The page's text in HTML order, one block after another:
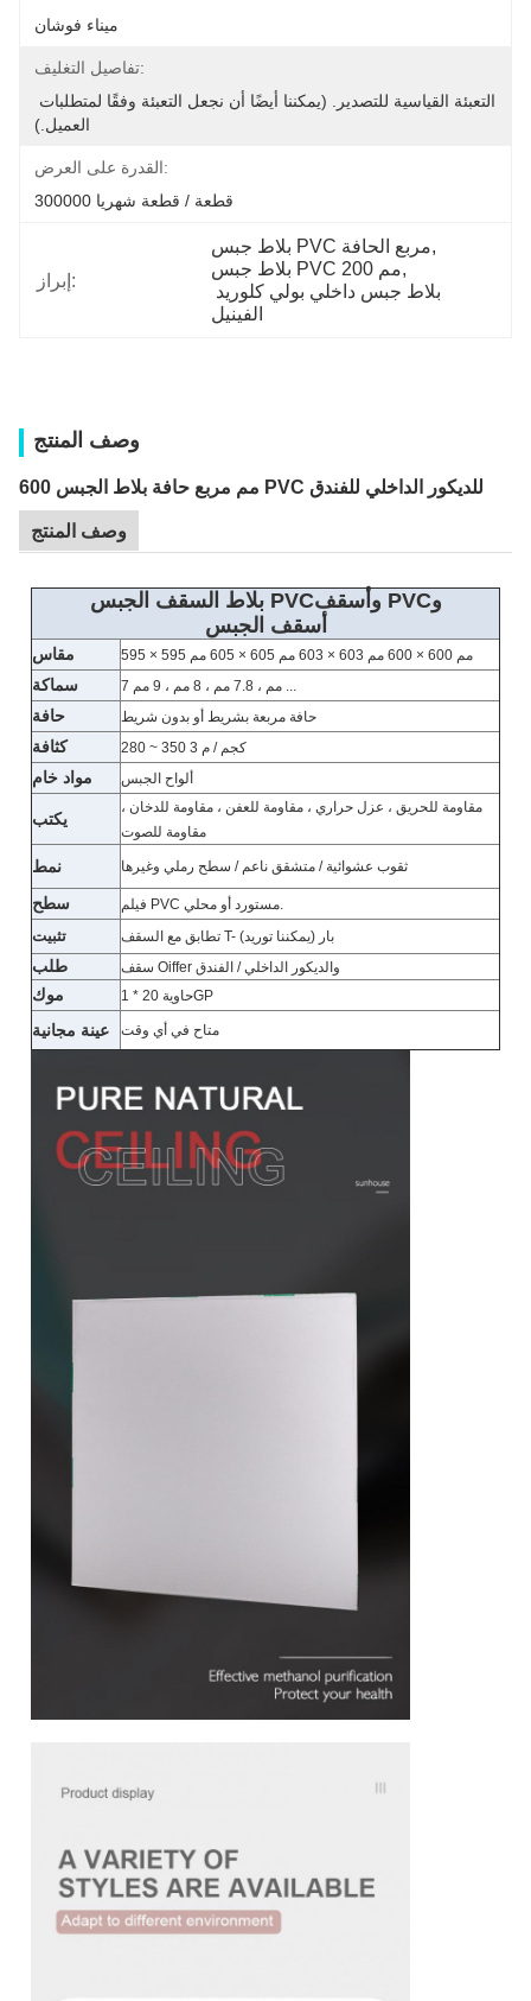
ميناء فوشان
تفاصيل التغليف:
العميل.)
القدرة على العرض:
300000 قطعة / قطعة شهريا
إبراز:
بلاط جبس PVC مربع الحافة,
بلاط جبس PVC 200 مم,
الفينيل
وصف المنتج
600 مم مربع حافة بلاط الجبس PVC للديكور الداخلي للفندق
وصف المنتج
بلاط السقف الجبس PVC و أسقف PVCو
أسقف الجبس
مقاس 595 × 595 مم 600 × 600 مم 603 × 603 مم 605 × 605 مم
سماكة 7 مم ، 7.8 مم ، 8 مم ، 9 مم ...
حافة حافة مربعة بشريط أو بدون شريط
كثافة 280 ~ 350 كجم / م 3
مواد خام ألواح الجبس
يكتب
مقاومة للحريق ، عزل حراري ، مقاومة للعفن ، مقاومة للدخان ،
مقاومة للصوت
نمط ثقوب عشوائية / متشقق ناعم / سطح رملي وغيرها
سطح
فيلم PVC مستورد أو محلي.
تثبيت
تطابق مع السقف T- بار (يمكننا توريد)
طلب سقف Oiffer والديكور الداخلي / الفندق
موك 1 * حاوية 20GP
عينة مجانية متاح في أي وقت